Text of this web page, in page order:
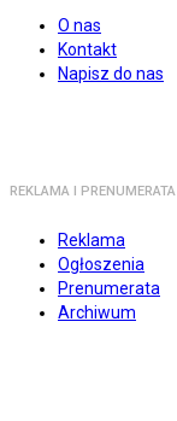
O nas
Kontakt
Napisz do nas
REKLAMA I PRENUMERATA
Reklama
Ogłoszenia
Prenumerata
Archiwum